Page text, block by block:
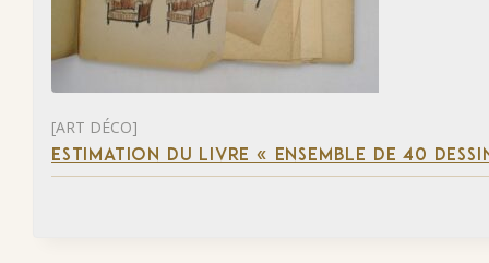
[ART DÉCO]
ESTIMATION DU LIVRE « ENSEMBLE DE 40